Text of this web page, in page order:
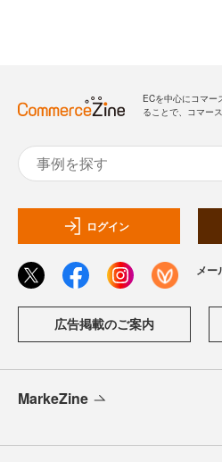
ECを中心にコマー
ることで、コマー
ログイン
メー
広告掲載のご案内
MarkeZine